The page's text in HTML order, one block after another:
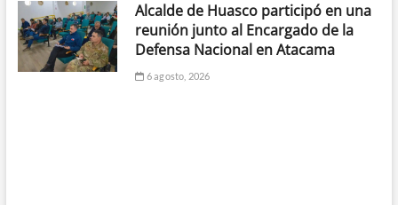
Alcalde de Huasco participó en una
reunión junto al Encargado de la
Defensa Nacional en Atacama
6 agosto, 2026